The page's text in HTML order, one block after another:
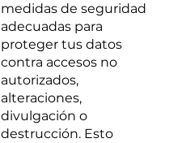
medidas de seguridad
adecuadas para
proteger tus datos
contra accesos no
autorizados,
alteraciones,
divulgación o
destrucción. Esto